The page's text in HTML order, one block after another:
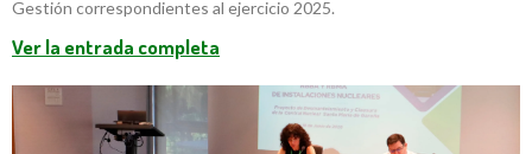
Gestión correspondientes al ejercicio 2025.
Ver la entrada completa